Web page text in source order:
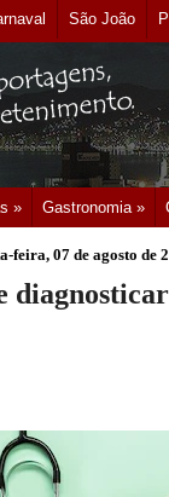
São João
» Gastronomia »
feira, 07 de agosto de